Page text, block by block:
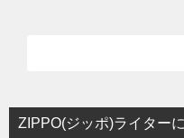
シ
ZIPPO(ジッポ)ライター